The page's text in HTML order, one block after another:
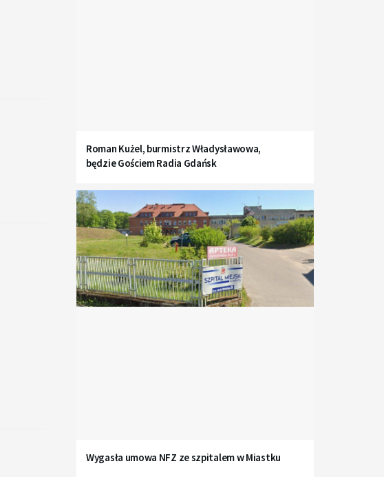
Roman Kużel, burmistrz Władysławowa,
będzie Gościem Radia Gdańsk
Wygasła umowa NFZ ze szpitalem w Miastku